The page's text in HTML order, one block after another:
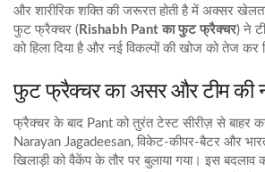
और शारीरिक शक्ति की जरूरत होती हैमें अक्सर खेलता
फुट फ्रैक्चर ( Rishabh Pant का फुट फ्रैक्चर) ने
को हिला दिया है और नई विकल्पों की खोज को तेज कर
फुट फ्रैक्चर का असर और टीम की
फ्रैक्चर के बाद Pant को तुरंत टेस्ट सीरीज़ से बाहर
Narayan Jagadeesan, विकेट‑कीपर‑बैटर और
खिलाड़ीको वैकेंप के तौर पर बुलाया गया। इस बदलाव